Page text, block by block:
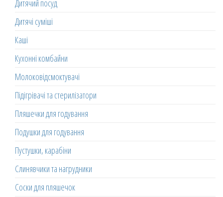
Дитячий посуд
Дитячі суміші
Каші
Кухонні комбайни
Молоковідсмоктувачі
Підігрівачі та стерилізатори
Пляшечки для годування
Подушки для годування
Пустушки, карабіни
Слинявчики та нагрудники
Соски для пляшечок